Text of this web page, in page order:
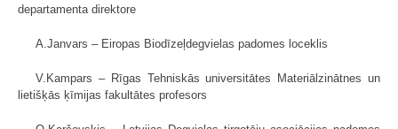
departamenta direktore
A.Janvars – Eiropas Biodīzeļdegvielas padomes loceklis
V.Kampars – Rīgas Tehniskās universitātes Materiālzinātnes un
lietišķās ķīmijas fakultātes profesors